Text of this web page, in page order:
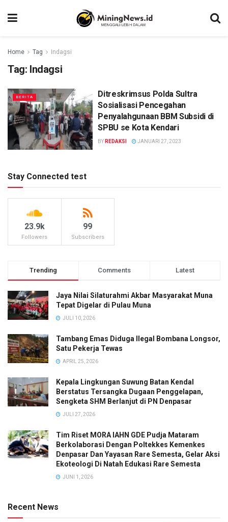
Home Tag Indagsi
Tag: Indagsi
BERITA
Ditreskrimsus Polda Sultra
Sosialisasi Pencegahan
Penyalahgunaan BBM Subsidi di
SPBU se Kota Kendari
BY REDAKSI JANUARI 27, 2023
Stay Connected test
23.9k
Followers
99
Subscribers
Trending Comments Latest
Jaya Nilai Silaturahmi Akbar Masyarakat Muna
Tepat Digelar di Pulau Muna
JULI 10, 2026
Tambang Emas Diduga Ilegal Bombana Longsor,
Satu Pekerja Tewas
APRIL 25, 2026
Kepala Lingkungan Suwung Batan Kendal
Berstatus Tersangka Dugaan Penggelapan,
Sengketa SHM Berlanjut di PN Denpasar
JULI 27, 2026
Tim Riset MORA IAHN GDE Pudja Mataram
Berkolaborasi Dengan Poltekkes Kemenkes
Denpasar Dan Yayasan Rare Semesta, Gelar Aksi
Ekoteologi Di Natah Edukasi Rare Semesta
JUNI 1, 2026
Recent News